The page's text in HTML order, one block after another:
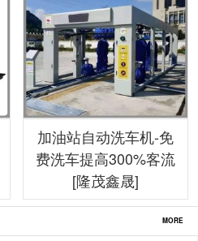
加油站自动洗车机-免
费洗车提高300%客流
[隆茂鑫晟]
MORE